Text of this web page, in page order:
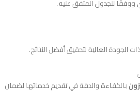
للجدول المتفق عليه.
الجودة العالية لتحقيق أفضل النتائج.
بالكفاءة والدقة في تقديم خدماتها لضمان